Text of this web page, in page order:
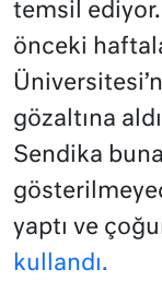
temsil ediyor.
önceki
gözaltına
Sendika
yaptı ve
kullandı.